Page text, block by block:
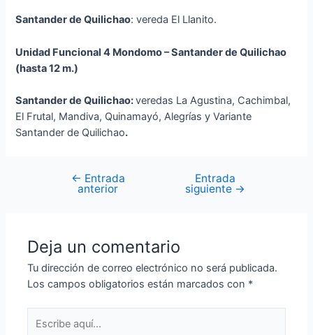
Santander de Quilichao: vereda El Llanito.
Unidad Funcional4 Mondomo – Santander deQuilichao
(hasta 12 m.)
Santander de Quilichao:veredas La Agustina, Cachimbal,
El Frutal, Mandiva, Quinamayó, Alegrías y Variante
Santander de Quilichao.
← Entrada
anterior
Entrada
siguiente →
Deja un comentario
Tu dirección de correo electrónico no será publicada.
Los campos obligatorios están marcados con *